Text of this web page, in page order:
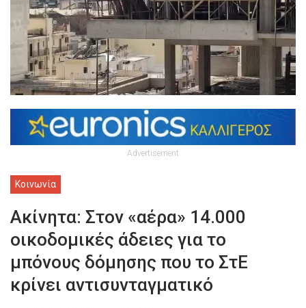
Advertisement
Κοινωνία
Ακίνητα: Στον «αέρα» 14.000
οικοδομικές άδειες για το
μπόνους δόμησης που το ΣτΕ
κρίνει αντισυνταγματικό